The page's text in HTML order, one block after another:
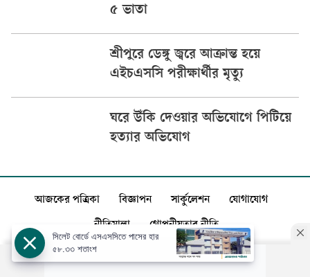
৫ ভাতা
শ্রীপুরে ডেঙ্গু জ্বরে আক্রান্ত হয়ে
এইচএসসি পরীক্ষার্থীর মৃত্যু
ঘরে উঁকি দেওয়ার অভিযোগে পিটিয়ে
হত্যার অভিযোগ
আজকের পত্রিকা বিজ্ঞাপন সার্কুলেশন যোগাযোগ
নীতিমালা গোপনীয়তার নীতি
সিলেট বোর্ডে এসএসসিতে পাসের হার
৫৮.৩৩ শতাংশ